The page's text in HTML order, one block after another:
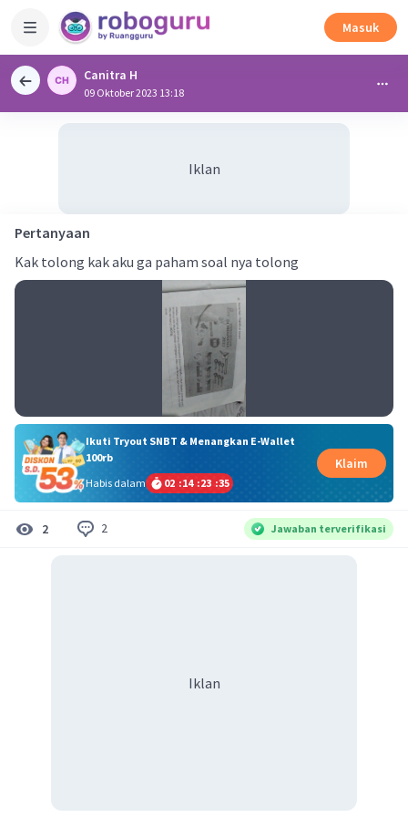
Masuk
Canitra H
09 Oktober 2023 13:18
Iklan
Pertanyaan
Kak tolong kak aku ga paham soal nya tolong
Ikuti Tryout SNBT & Menangkan E-Wallet
100rb
Habis dalam
02 :14 :23 :35
Klaim
2 2 Jawaban terverifikasi
Iklan